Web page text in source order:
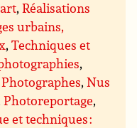
,Réalisations
urbains,
,Techniques et
,
Photographes,Nus
Photoreportage,
et techniques :